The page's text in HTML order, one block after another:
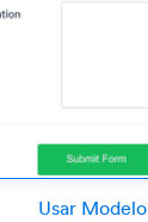
Usar Modelo